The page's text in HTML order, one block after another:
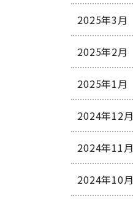
2025年3月
2025年2月
2025年1月
2024年12月
2024年11月
2024年10月